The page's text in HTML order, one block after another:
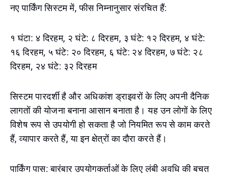
नए पार्किंग सिस्टम में, फीस निम्नानुसार संरचित हैं:
१ घंटा: ४ दिरहम, २ घंटे: ८ दिरहम, ३ घंटे: १२ दिरहम, ४ घंटे:
१६ दिरहम, ५ घंटे: २० दिरहम, ६ घंटे: २४ दिरहम, ७ घंटे: २८
दिरहम, २४ घंटे: ३२ दिरहम
सिस्टम पारदर्शी है और अधिकांश ड्राइवरों के लिए अपनी दैनिक
लागतों की योजना बनाना आसान बनाता है। यह उन लोगों के लिए
विशेष रूप से उपयोगी हो सकता है जो नियमित रूप से काम करते
हैं, व्यापार करते हैं, या इन क्षेत्रों का दौरा करते हैं।
पार्किंग पास: बारंबार उपयोगकर्ताओं के लिए लंबी अवधि की बचत